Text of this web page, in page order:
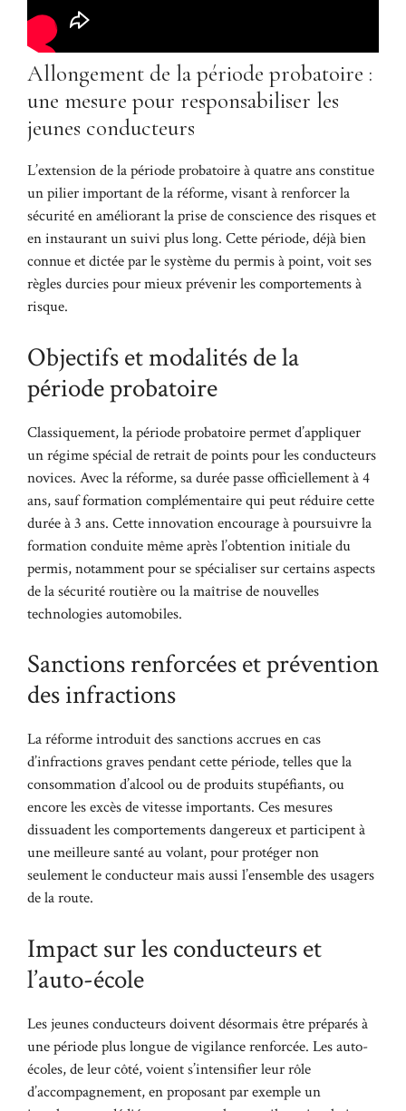
Allongement de la période probatoire :
une mesure pour responsabiliser les
jeunes conducteurs
L’extension de la période probatoire à quatre ans constitue
un pilier important de la réforme, visant à renforcer la
sécurité en améliorant la prise de conscience des risques et
en instaurant un suivi plus long. Cette période, déjà bien
connue et dictée par le système du permis à point, voit ses
règles durcies pour mieux prévenir les comportements à
risque.
Objectifs et modalités de la
période probatoire
Classiquement, la période probatoire permet d’appliquer
un régime spécial de retrait de points pour les conducteurs
novices. Avec la réforme, sa durée passe officiellement à 4
ans, sauf formation complémentaire qui peut réduire cette
durée à 3 ans. Cette innovation encourage à poursuivre la
formation conduite même après l’obtention initiale du
permis, notamment pour se spécialiser sur certains aspects
de la sécurité routière ou la maîtrise de nouvelles
technologies automobiles.
Sanctions renforcées et prévention
des infractions
La réforme introduit des sanctions accrues en cas
d’infractions graves pendant cette période, telles que la
consommation d’alcool ou de produits stupéfiants, ou
encore les excès de vitesse importants. Ces mesures
dissuadent les comportements dangereux et participent à
une meilleure santé au volant, pour protéger non
seulement le conducteur mais aussi l’ensemble des usagers
de la route.
Impact sur les conducteurs et
l’auto-école
Les jeunes conducteurs doivent désormais être préparés à
une période plus longue de vigilance renforcée. Les auto-
écoles, de leur côté, voient s’intensifier leur rôle
d’accompagnement, en proposant par exemple un